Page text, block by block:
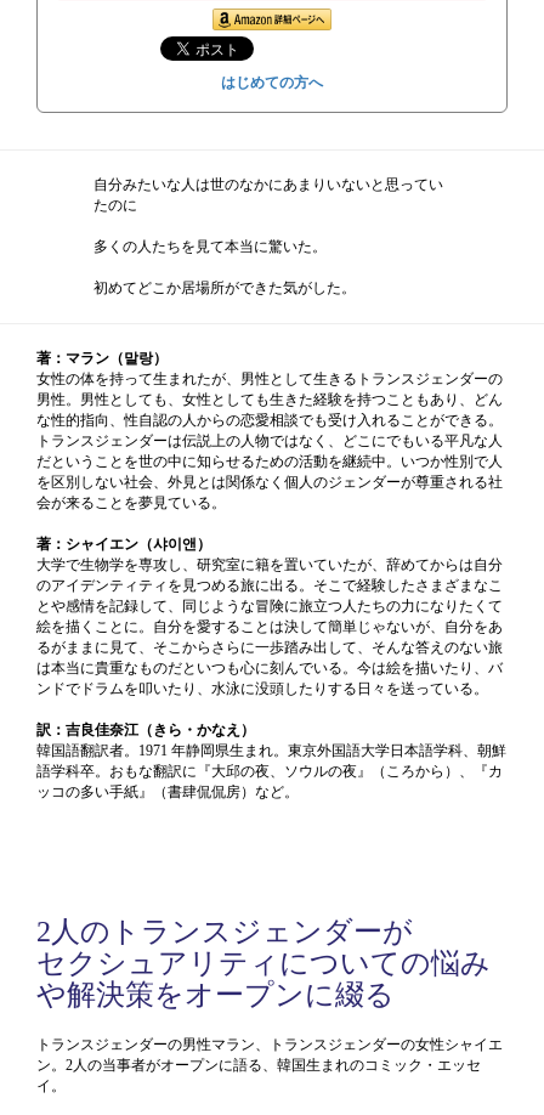
はじめての方へ
自分みたいな人は世のなかにあまりいないと思ってい
たのに
多くの人たちを見て本当に驚いた。
初めてどこか居場所ができた気がした。
著：マラン（말랑）
女性の体を持って生まれたが、男性として生きるトランスジェンダーの
男性。男性としても、女性としても生きた経験を持つこともあり、どん
な性的指向、性自認の人からの恋愛相談でも受け入れることができる。
トランスジェンダーは伝説上の人物ではなく、どこにでもいる平凡な人
だということを世の中に知らせるための活動を継続中。いつか性別で人
を区別しない社会、外見とは関係なく個人のジェンダーが尊重される社
会が来ることを夢見ている。
著：シャイエン（샤이앤）
大学で生物学を専攻し、研究室に籍を置いていたが、辞めてからは自分
のアイデンティティを見つめる旅に出る。そこで経験したさまざまなこ
とや感情を記録して、同じような冒険に旅立つ人たちの力になりたくて
絵を描くことに。自分を愛することは決して簡単じゃないが、自分をあ
るがままに見て、そこからさらに一歩踏み出して、そんな答えのない旅
は本当に貴重なものだといつも心に刻んでいる。今は絵を描いたり、バ
ンドでドラムを叩いたり、水泳に没頭したりする日々を送っている。
訳：吉良佳奈江（きら・かなえ）
韓国語翻訳者。1971 年静岡県生まれ。東京外国語大学日本語学科、朝鮮
語学科卒。おもな翻訳に『大邱の夜、ソウルの夜』（ころから）、『カ
ッコの多い手紙』（書肆侃侃房）など。
2人のトランスジェンダーが
セクシュアリティについての悩み
や解決策をオープンに綴る
トランスジェンダーの男性マラン、トランスジェンダーの女性シャイエ
ン。2人の当事者がオープンに語る、韓国生まれのコミック・エッセ
イ。